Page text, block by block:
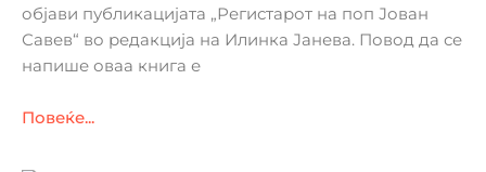
објави публикацијата „Регистарот на поп Јован
Савев“ во редакција на Илинка Јанева. Повод да се
напише оваа книга е
Повеќе...